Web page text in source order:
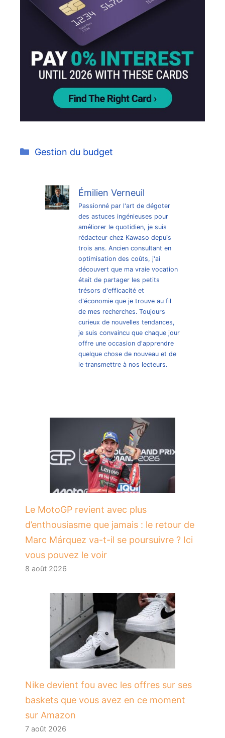
Catégories
Gestion du budget
Émilien Verneuil
Passionné par l'art de dégoter
des astuces ingénieuses pour
améliorer le quotidien, je suis
rédacteur chez Kawaso depuis
trois ans. Ancien consultant en
optimisation des coûts, j'ai
découvert que ma vraie vocation
était de partager les petits
trésors d'efficacité et
d'économie que je trouve au fil
de mes recherches. Toujours
curieux de nouvelles tendances,
je suis convaincu que chaque jour
offre une occasion d'apprendre
quelque chose de nouveau et de
le transmettre à nos lecteurs.
Le MotoGP revient avec plus
d’enthousiasme que jamais : le retour de
Marc Márquez va-t-il se poursuivre ? Ici
vous pouvez le voir
8 août 2026
Nike devient fou avec les offres sur ses
baskets que vous avez en ce moment
sur Amazon
7 août 2026